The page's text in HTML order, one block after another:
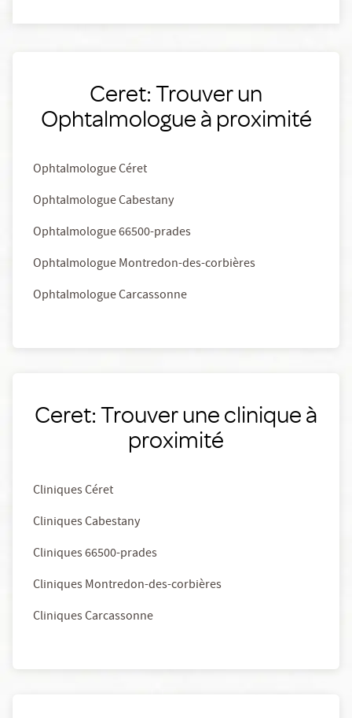
Ceret: Trouver un
Ophtalmologue à proximité
Ophtalmologue Céret
Ophtalmologue Cabestany
Ophtalmologue 66500-prades
Ophtalmologue Montredon-des-corbières
Ophtalmologue Carcassonne
Ceret: Trouver une clinique à
proximité
Cliniques Céret
Cliniques Cabestany
Cliniques 66500-prades
Cliniques Montredon-des-corbières
Cliniques Carcassonne